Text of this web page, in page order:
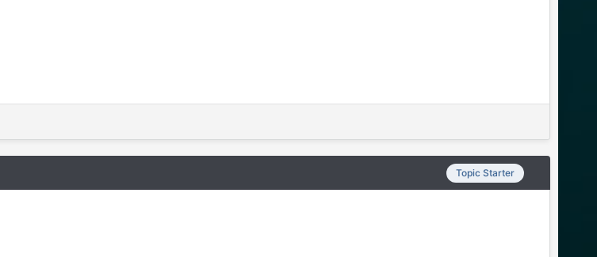
Topic Starter